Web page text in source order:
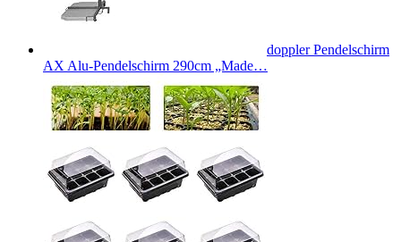
doppler Pendelschirm
AX Alu-Pendelschirm 290cm „Made…